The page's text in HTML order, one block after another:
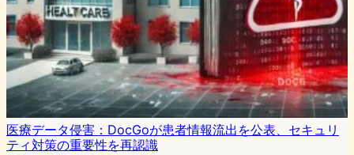
医療データ侵害：DocGoが患者情報流出を公表、セキュリ
ティ対策の重要性を再認識